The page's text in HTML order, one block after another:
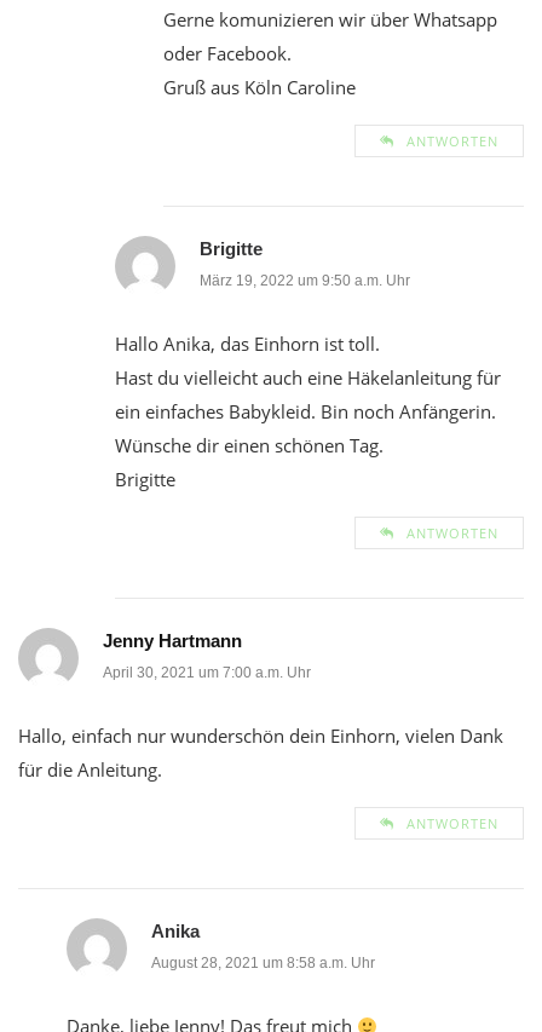
Gerne komunizieren wir über Whatsapp
oder Facebook.
Gruß aus Köln Caroline
ANTWORTEN
Brigitte
März 19, 2022 um 9:50 a.m. Uhr
Hallo Anika, das Einhorn ist toll.
Hast du vielleicht auch eine Häkelanleitung für
ein einfaches Babykleid. Bin noch Anfängerin.
Wünsche dir einen schönen Tag.
Brigitte
ANTWORTEN
Jenny Hartmann
April 30, 2021 um 7:00 a.m. Uhr
Hallo, einfach nur wunderschön dein Einhorn, vielen Dank
für die Anleitung.
ANTWORTEN
Anika
August 28, 2021 um 8:58 a.m. Uhr
Danke, liebe Jenny! Das freut mich